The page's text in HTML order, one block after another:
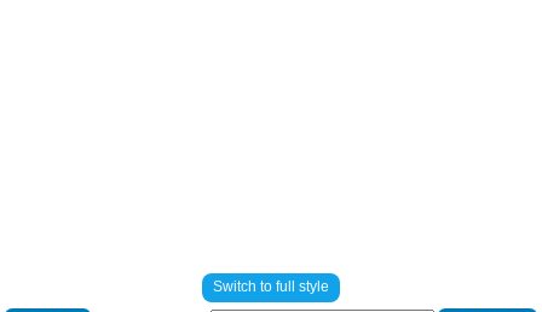
Switch to full style